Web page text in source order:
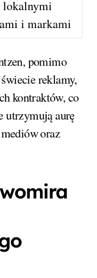
lokalnymi
i markami
pomimo
reklamy,
kontraktów, co
utrzymują aurę
oraz